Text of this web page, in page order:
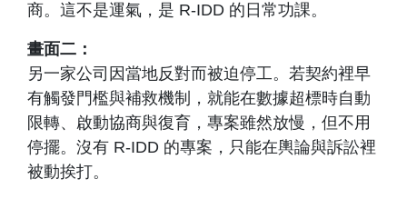
商。這不是運氣，是 R-IDD 的日常功課。
畫面二：
另一家公司因當地反對而被迫停工。若契約裡早
有觸發門檻與補救機制，就能在數據超標時自動
限轉、啟動協商與復育，專案雖然放慢，但不用
停擺。沒有 R-IDD 的專案，只能在輿論與訴訟裡
被動挨打。